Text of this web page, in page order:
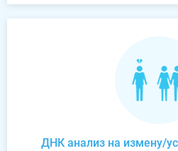
ДНК анализ на измену/